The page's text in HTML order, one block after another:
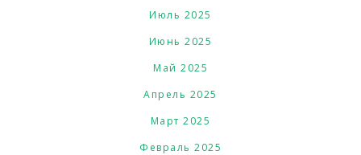
Июль 2025
Июнь 2025
Май 2025
Апрель 2025
Март 2025
Февраль 2025